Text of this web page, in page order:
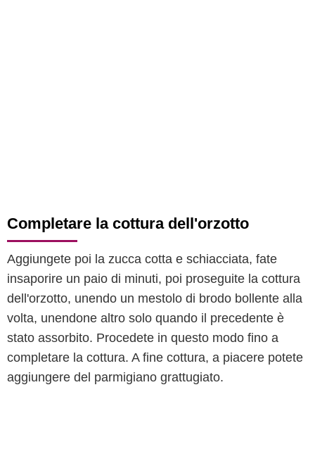
Completare la cottura dell'orzotto
Aggiungete poi la zucca cotta e schiacciata, fate
insaporire un paio di minuti, poi proseguite la cottura
dell'orzotto, unendo un mestolo di brodo bollente alla
volta, unendone altro solo quando il precedente è
stato assorbito. Procedete in questo modo fino a
completare la cottura. A fine cottura, a piacere potete
aggiungere del parmigiano grattugiato.